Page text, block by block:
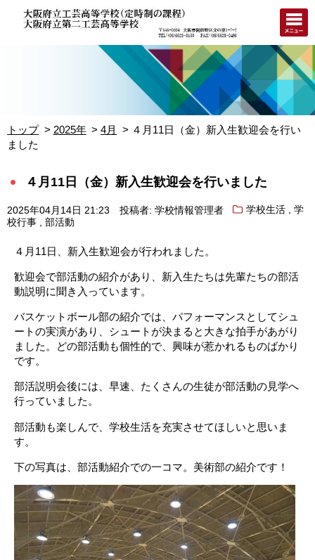
トップ 2025年 4月
４月11日（金）新入生歓迎会を行い
ました
４月11日（金）新入生歓迎会を行いました
2025年04月14日 21:23 投稿者: 学校情報管理者 学校生活 ,学
校行事 , 部活動
４月11日、新入生歓迎会が行われました。
歓迎会で部活動の紹介があり、新入生たちは先輩たちの部活
動説明に聞き入っています。
バスケットボール部の紹介では、パフォーマンスとしてシュ
ートの実演があり、シュートが決まると大きな拍手があがり
ました。どの部活動も個性的で、興味が惹かれるものばかり
です。
部活説明会後には、早速、たくさんの生徒が部活動の見学へ
行っていました。
部活動も楽しんで、学校生活を充実させてほしいと思いま
す。
下の写真は、部活動紹介での一コマ。美術部の紹介です！